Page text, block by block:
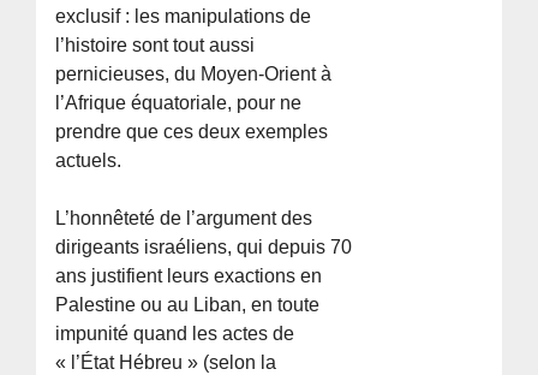
exclusif : les manipulations de
l’histoire sont tout aussi
pernicieuses, du Moyen-Orient à
l’Afrique équatoriale, pour ne
prendre que ces deux exemples
actuels.
L’honnêteté de l’argument des
dirigeants israéliens, qui depuis 70
ans justifient leurs exactions en
Palestine ou au Liban, en toute
impunité quand les actes de
« l’État Hébreu » (selon la